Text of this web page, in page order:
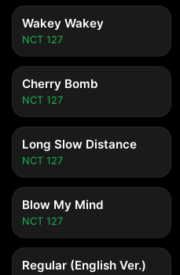
Wakey Wakey
NCT 127
Cherry Bomb
NCT 127
Long Slow Distance
NCT 127
Blow My Mind
NCT 127
Regular (English Ver.)